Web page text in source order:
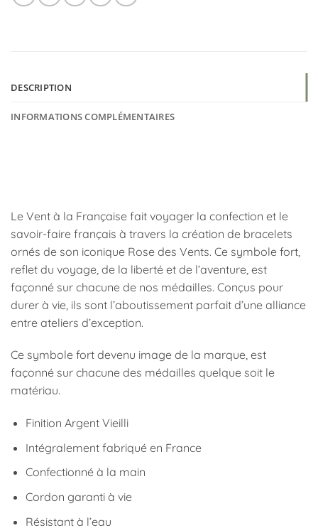
DESCRIPTION
INFORMATIONS COMPLÉMENTAIRES
Le Vent à la Française fait voyager la confection et le
savoir-faire français à travers la création de bracelets
ornés de son iconique Rose des Vents. Ce symbole fort,
reflet du voyage, de la liberté et de l’aventure, est
façonné sur chacune de nos médailles. Conçus pour
durer à vie, ils sont l’aboutissement parfait d’une alliance
entre ateliers d’exception.
Ce symbole fort devenu image de la marque, est
façonné sur chacune des médailles quelque soit le
matériau.
Finition Argent Vieilli
Intégralement fabriqué en France
Confectionné à la main
Cordon garanti à vie
Résistant à l’eau